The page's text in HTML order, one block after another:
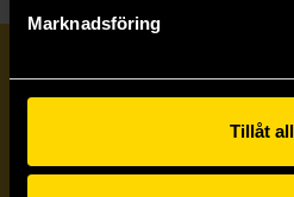
Marknadsföring
Tillåt
Prenumerera på